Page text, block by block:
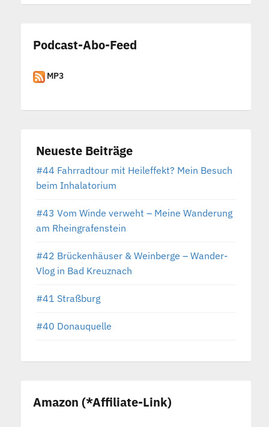
Podcast-Abo-Feed
MP3
Neueste Beiträge
#44 Fahrradtour mit Heileffekt? Mein Besuch
beim Inhalatorium
#43 Vom Winde verweht – Meine Wanderung
am Rheingrafenstein
#42 Brückenhäuser & Weinberge – Wander-
Vlog in Bad Kreuznach
#41 Straßburg
#40 Donauquelle
Amazon (*Affiliate-Link)